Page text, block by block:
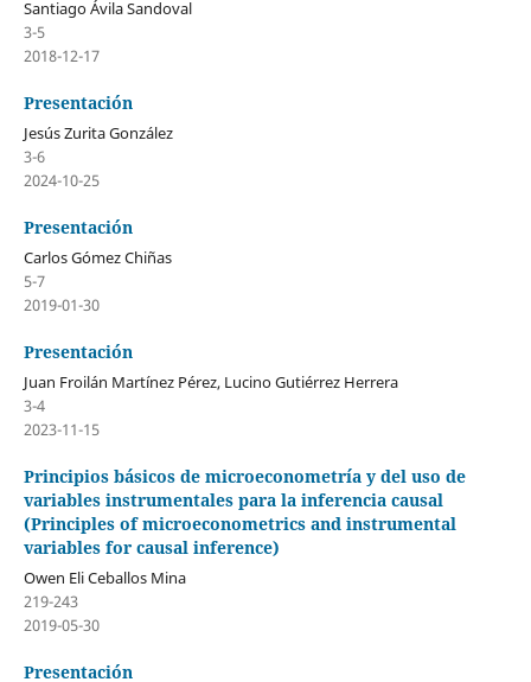
Santiago Ávila Sandoval
3-5
2018-12-17
Presentación
Jesús Zurita González
3-6
2024-10-25
Presentación
Carlos Gómez Chiñas
5-7
2019-01-30
Presentación
Juan Froilán Martínez Pérez, Lucino Gutiérrez Herrera
3-4
2023-11-15
Principios básicos de microeconometría y del uso de
variables instrumentales para la inferencia causal
(Principles of microeconometrics and instrumental
variables for causal inference)
Owen Eli Ceballos Mina
219-243
2019-05-30
Presentación